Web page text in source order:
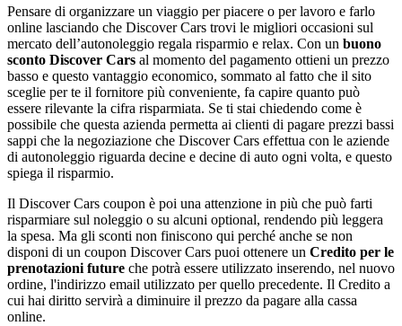
Pensare di organizzare un viaggio per piacere o per lavoro e farlo
online lasciando che Discover Cars trovi le migliori occasioni sul
mercato dell’autonoleggio regala risparmio e relax. Con un buono
sconto Discover Cars al momento del pagamento ottieni un prezzo
basso e questo vantaggio economico, sommato al fatto che il sito
sceglie per te il fornitore più conveniente, fa capire quanto può
essere rilevante la cifra risparmiata. Se ti stai chiedendo come è
possibile che questa azienda permetta ai clienti di pagare prezzi bassi
sappi che la negoziazione che Discover Cars effettua con le aziende
di autonoleggio riguarda decine e decine di auto ogni volta, e questo
spiega il risparmio.
Il Discover Cars coupon è poi una attenzione in più che può farti
risparmiare sul noleggio o su alcuni optional, rendendo più leggera
la spesa. Ma gli sconti non finiscono qui perché anche se non
disponi di un coupon Discover Cars puoi ottenere un Credito per le
prenotazioni future che potrà essere utilizzato inserendo, nel nuovo
ordine, l'indirizzo email utilizzato per quello precedente. Il Credito a
cui hai diritto servirà a diminuire il prezzo da pagare alla cassa
online.